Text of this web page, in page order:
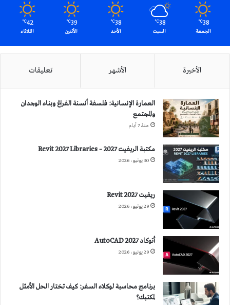
38
℃
الجمعة
38
℃
السبت
38
℃
الأحد
39
℃
الأثنين
42
℃
الثلاثاء
الأخيرة الأشهر تعليقات
العمارة الإنسانية: فلسفة أنسنة الفراغ وبناء الوجدان
والمجتمع
منذ 7 أيام
مكتبة الريفيت 2027 – Revit 2027 Libraries
30 يونيو، 2026
ريفيت 2027 Revit
29 يونيو، 2026
أتوكاد 2027 AutoCAD
29 يونيو، 2026
برنامج محاسبة لوكلاء السفر: كيف تختار الحل الأمثل
لمكتبك؟